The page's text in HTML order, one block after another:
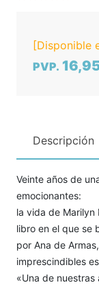
[Disponible
PVP.
Descripción
Veinte años de
emocionantes:
la vida de Marilyn
libro en el que se
por Ana de
imprescindibles
«Una de